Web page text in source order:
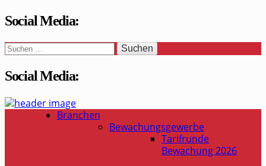
Social Media:
Suchen
nach:
Social Media:
WaSi-Hessen.de
Infoportal Wach- und Sicherheitsbranche in Hessen
Branchen
Bewachungsgewerbe
Tarifrunde
Bewachung 2026